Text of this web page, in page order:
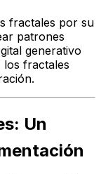
fractales por su
patrones
generativo
los fractales
Un